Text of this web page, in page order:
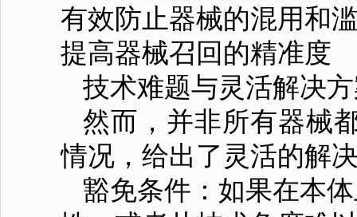
有效防止器械的混用和
提高器械召回的精准度
技术难题与灵活解决
然而，并非所有器械
情况，给出了灵活的解
豁免条件：如果在本